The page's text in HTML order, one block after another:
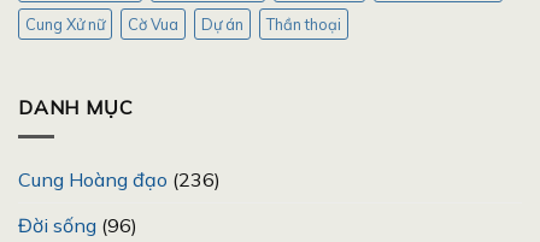
Cung Xử nữ
Cờ Vua Dự án Thần thoại
DANH MỤC
Cung Hoàng đạo (236)
Đời sống (96)